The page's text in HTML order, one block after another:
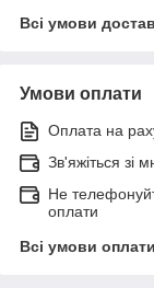
Всі умови
Умови оплати
Оплата на
Зв'яжіться зі
Не
оплати
Всі умови оплати